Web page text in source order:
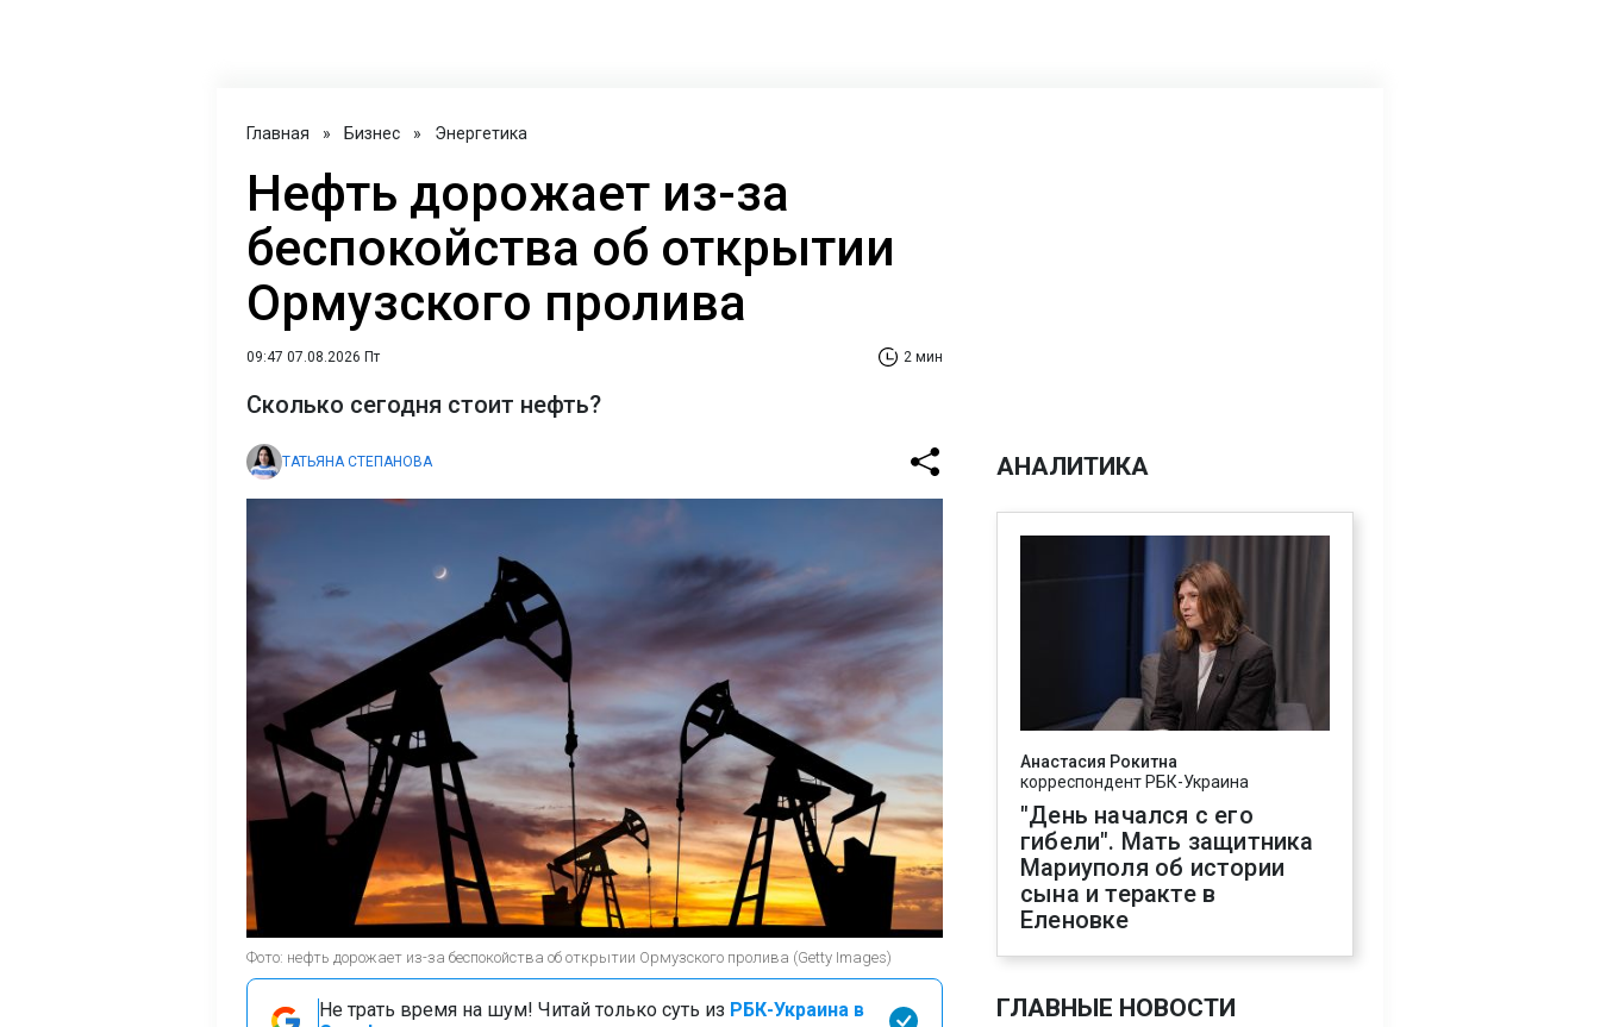
Главная » Бизнес » Энергетика
Нефть дорожает из-за
беспокойства об открытии
Ормузского пролива
09:47 07.08.2026 Пт 2 мин
Сколько сегодня стоит нефть?
ТАТЬЯНА СТЕПАНОВА
Фото: нефть дорожает из-за беспокойства об открытии Ормузского пролива (Getty Images)
Не трать время на шум! Читай только суть из РБК-Украина в
АНАЛИТИКА
Анастасия Рокитна
корреспондент РБК-Украина
"День начался с его
гибели". Мать защитника
Мариуполя об истории
сына и теракте в
Еленовке
ГЛАВНЫЕ НОВОСТИ